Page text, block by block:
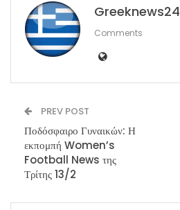
Greeknews24
Comments
PREV POST
Ποδόσφαιρο Γυναικών: Η
εκπομπή Women’s
Football News της
Τρίτης 13/2